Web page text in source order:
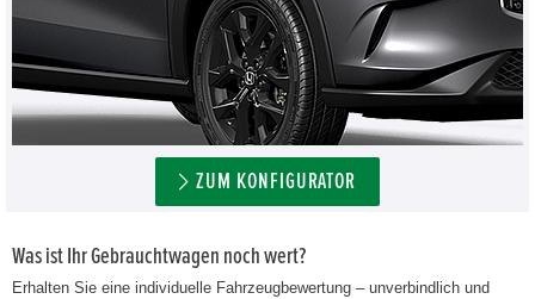
ZUM KONFIGURATOR
Was ist Ihr Gebrauchtwagen noch wert?
Erhalten Sie eine individuelle Fahrzeugbewertung – unverbindlich und